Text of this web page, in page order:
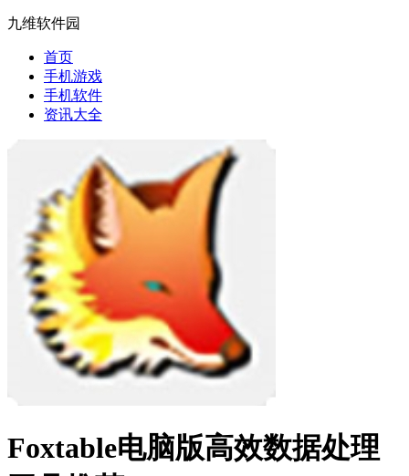
九维软件园
首页
手机游戏
手机软件
资讯大全
Foxtable电脑版高效数据处理